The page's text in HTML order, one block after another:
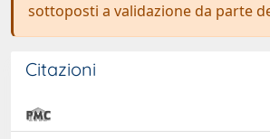
sottoposti a validazione da parte
Citazioni